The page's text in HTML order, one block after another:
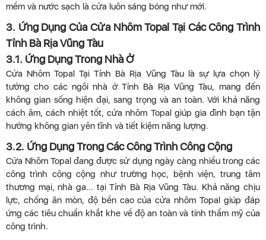
mềm và nước sạch là cửa luôn sáng bóng như mới.
3. Ứng Dụng Của Cửa Nhôm Topal Tại Các Công Trình
Tỉnh Bà Rịa Vũng Tàu
3.1. Ứng Dụng Trong Nhà Ở
Cửa Nhôm Topal Tại Tỉnh Bà Rịa Vũng Tàu là sự lựa chọn lý
tưởng cho các ngôi nhà ở Tỉnh Bà Rịa Vũng Tàu, mang đến
không gian sống hiện đại, sang trọng và an toàn. Với khả năng
cách âm, cách nhiệt tốt, cửa nhôm Topal giúp gia đình bạn tận
hưởng không gian yên tĩnh và tiết kiệm năng lượng.
3.2. Ứng Dụng Trong Các Công Trình Công Cộng
Cửa Nhôm Topal đang được sử dụng ngày càng nhiều trong các
công trình công cộng như trường học, bệnh viện, trung tâm
thương mại, nhà ga... tại Tỉnh Bà Rịa Vũng Tàu. Khả năng chịu
lực, chống ăn mòn, độ bền cao của cửa nhôm Topal giúp đáp
ứng các tiêu chuẩn khắt khe về độ an toàn và tính thẩm mỹ của
công trình.